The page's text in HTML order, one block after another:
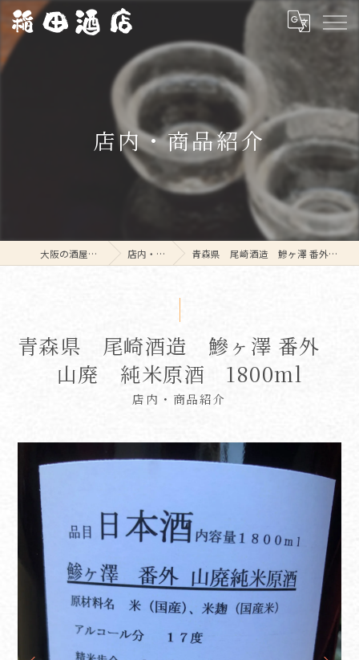
店内・商品紹介
大阪の酒屋なら稲田酒店 店内・商品紹介 青森県 尾崎酒造 鰺ヶ澤 番外 山廃 純米原酒 1800ml
店内・商品紹介
青森県 尾崎酒造 鰺ヶ澤 番外
山廃 純米原酒 1800ml